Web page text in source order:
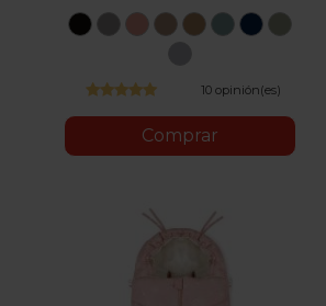
BlackGreyGingerTaupeToffee
AquaAzulOliva
10 opinión(es)
Comprar